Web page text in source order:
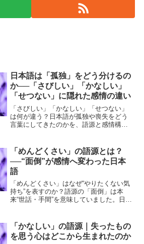
日本語は「孤独」をどう分けるの
か──「さびしい」「かなしい」
「せつない」に隠れた感情の違い
「さびしい」「かなしい」「せつない」
は何が違う？日本語が孤独や喪失をどう
言葉にしてきたのかを、語源と感情構造
「めんどくさい」の語源とは？
──“面倒”が感情へ変わった日本
語
「めんどくさい」はなぜ“やりたくない気
持ち”を表すのか？語源の「面倒」は本
来“世話・手間”を意味していました。日本
「かなしい」の語源｜失ったもの
を思う心はどこから生まれたのか